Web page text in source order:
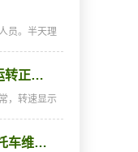
员。半天理
转正…
，转速显示
速度信号
车维…